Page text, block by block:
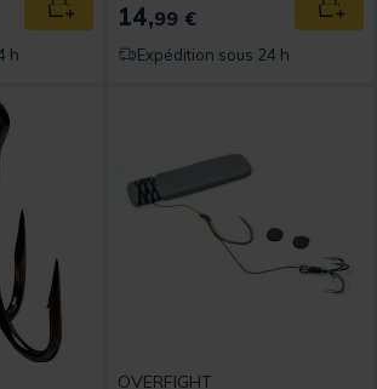
Ajouter au panier
h
14,99 €
Expédition sous 24 h
OVERFIGHT